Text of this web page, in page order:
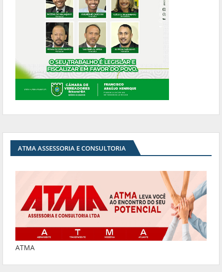
ATMA ASSESSORIA E CONSULTORIA
ATMA